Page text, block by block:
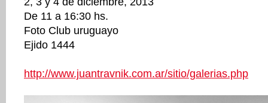
De 11 a 16:30 hs.
Foto Club uruguayo
Ejido 1444
http://www.juantravnik.com.ar/sitio/galerias.php